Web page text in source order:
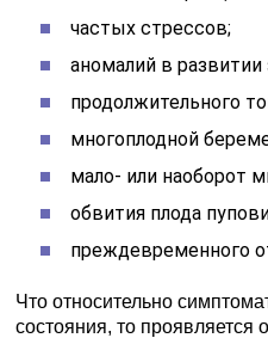
частых стрессов;
аномалий в
продолжительного
многоплодной
мало- или наоборот
обвития плода
преждевременного
Что относительно
состояния, то проявляется